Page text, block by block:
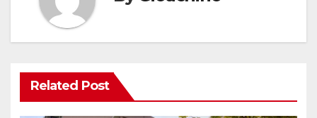
ー
シ
ョ
ン
Related Post